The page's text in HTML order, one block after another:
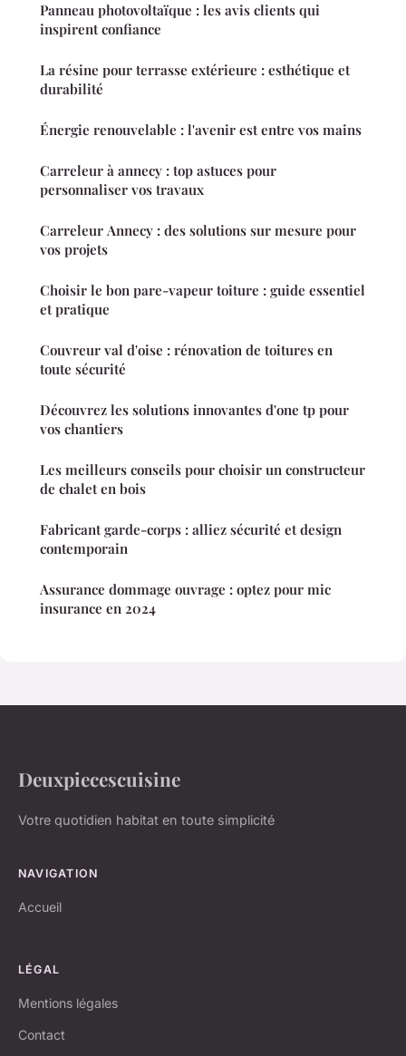
Panneau photovoltaïque : les avis clients qui
inspirent confiance
La résine pour terrasse extérieure : esthétique et
durabilité
Énergie renouvelable : l'avenir est entre vos mains
Carreleur à annecy : top astuces pour
personnaliser vos travaux
Carreleur Annecy : des solutions sur mesure pour
vos projets
Choisir le bon pare-vapeur toiture : guide essentiel
et pratique
Couvreur val d'oise : rénovation de toitures en
toute sécurité
Découvrez les solutions innovantes d'one tp pour
vos chantiers
Les meilleurs conseils pour choisir un constructeur
de chalet en bois
Fabricant garde-corps : alliez sécurité et design
contemporain
Assurance dommage ouvrage : optez pour mic
insurance en 2024
Deuxpiecescuisine
Votre quotidien habitat en toute simplicité
NAVIGATION
Accueil
LÉGAL
Mentions légales
Contact